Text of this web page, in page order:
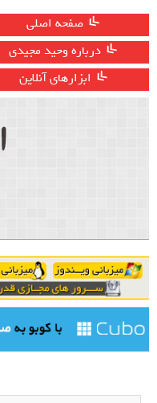
صفحه اصلی
درباره وحید مجیدی
ابزارهای آنلاین